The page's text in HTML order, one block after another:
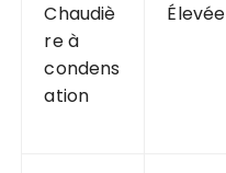
Chaudiè
re à
condens
ation
Élevée